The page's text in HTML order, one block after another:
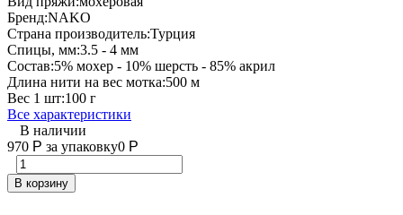
Бренд:NAKO
Страна производитель:Турция
Спицы, мм:3.5 - 4 мм
Состав:5% мохер - 10% шерсть - 85% акрил
Длина нити на вес мотка:500 м
Вес 1 шт:100 г
Все характеристики
В наличии
970 Р за упаковку0 Р
В корзину